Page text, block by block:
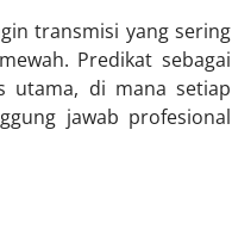
transmisi yang sering
Predikat sebagai
utama, di mana setiap
jawab profesional